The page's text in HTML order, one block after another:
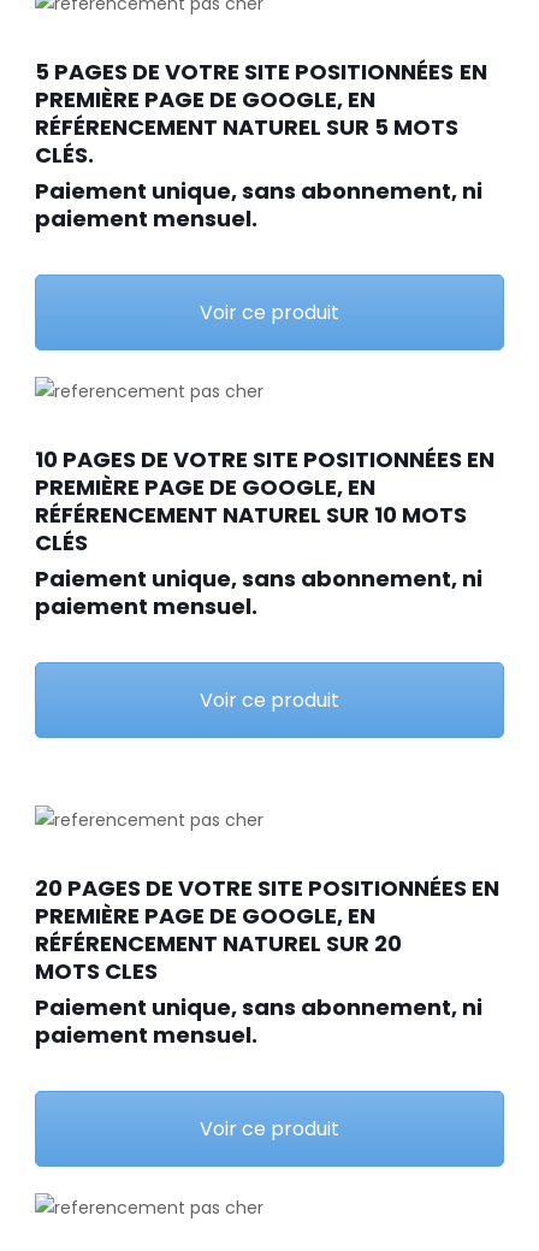
5 PAGES DE VOTRE SITE POSITIONNÉES EN
PREMIÈRE PAGE DE GOOGLE, EN
RÉFÉRENCEMENT NATUREL SUR 5 MOTS
CLÉS.
Paiement unique, sans abonnement, ni
paiement mensuel.
Voir ce produit
10 PAGES DE VOTRE SITE POSITIONNÉES EN
PREMIÈRE PAGE DE GOOGLE, EN
RÉFÉRENCEMENT NATUREL SUR 10 MOTS
CLÉS
Paiement unique, sans abonnement, ni
paiement mensuel.
Voir ce produit
20 PAGES DE VOTRE SITE POSITIONNÉES EN
PREMIÈRE PAGE DE GOOGLE, EN
RÉFÉRENCEMENT NATUREL SUR 20
MOTS CLES
Paiement unique, sans abonnement, ni
paiement mensuel.
Voir ce produit